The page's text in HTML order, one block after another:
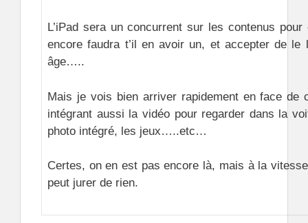
L’iPad sera un concurrent sur les contenus pour
encore faudra t’il en avoir un, et accepter de
âge…..
Mais je vois bien arriver rapidement en face de
intégrant aussi la vidéo pour regarder dans la
photo intégré, les jeux…..etc…
Certes, on en est pas encore là, mais à la
peut jurer de rien.